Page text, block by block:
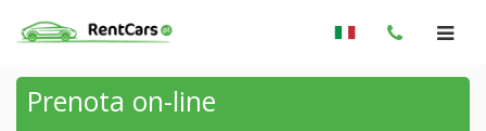
Prenota on-line